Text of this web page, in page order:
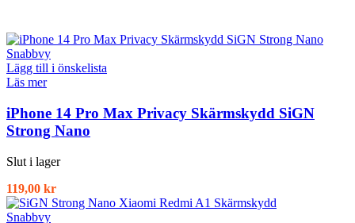
Snabbvy
Lägg till i önskelista
Läs mer
iPhone 14 Pro Max Privacy Skärmskydd SiGN
Strong Nano
Slut i lager
119,00 kr
Snabbvy